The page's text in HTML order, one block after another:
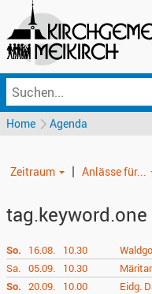
Home Agenda
Zeitraum | Anlässe für...
So. 16.08. 10.30
Sa. 05.09. 10.30
So. 20.09. 10.00
Eidg.